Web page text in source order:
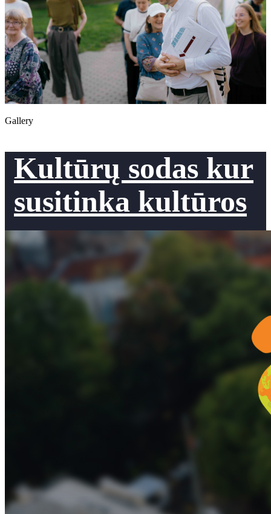
Gallery
Kultūrų sodas kur
susitinka kultūros